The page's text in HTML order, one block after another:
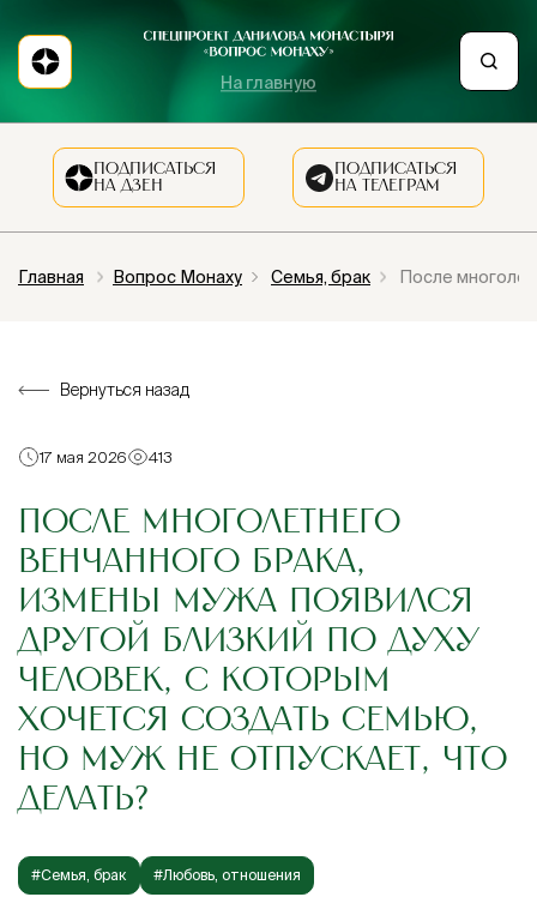
На главную
ПОДПИСАТЬСЯ
НА ДЗЕН
ПОДПИСАТЬСЯ
НА ТЕЛЕГРАМ
Главная Вопрос Монаху Семья, брак После
Вернуться назад
17 мая 2026 413
ПОСЛЕ МНОГОЛЕТНЕГО
ВЕНЧАННОГО БРАКА,
ИЗМЕНЫ МУЖА ПОЯВИЛСЯ
ДРУГОЙ БЛИЗКИЙ ПО ДУХУ
ЧЕЛОВЕК, С КОТОРЫМ
ХОЧЕТСЯ СОЗДАТЬ СЕМЬЮ,
НО МУЖ НЕ ОТПУСКАЕТ, ЧТО
ДЕЛАТЬ?
#Семья, брак #Любовь, отношения